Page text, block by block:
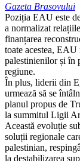
Gazeta Brasovului
Poziția EAU este
a normalizat
finanțarea
toate acestea,
palestinienilor și în
regiune.
În plus, liderii din
urmează să se
planul propus de
la summitul Ligii
Această evoluție
soluții regionale
palestinian,
la destabilizarea